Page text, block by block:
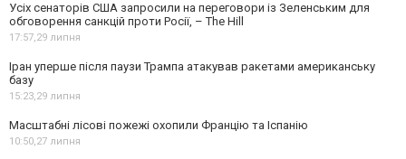
Усіх сенаторів США запросили на переговори із Зеленським для
обговорення санкцій проти Росії, – The Hill
17:57,29 липня
Іран уперше після паузи Трампа атакував ракетами американську
базу
15:23,29 липня
Масштабні лісові пожежі охопили Францію та Іспанію
10:50,27 липня